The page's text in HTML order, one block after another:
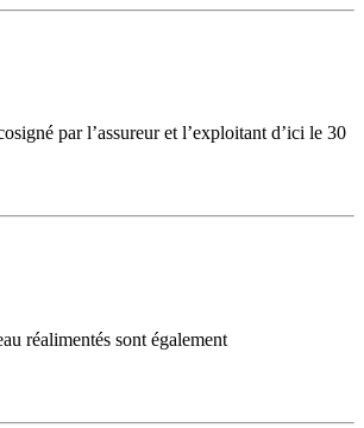
par l’assureur et l’exploitant d’ici le 30
réalimentés sont également